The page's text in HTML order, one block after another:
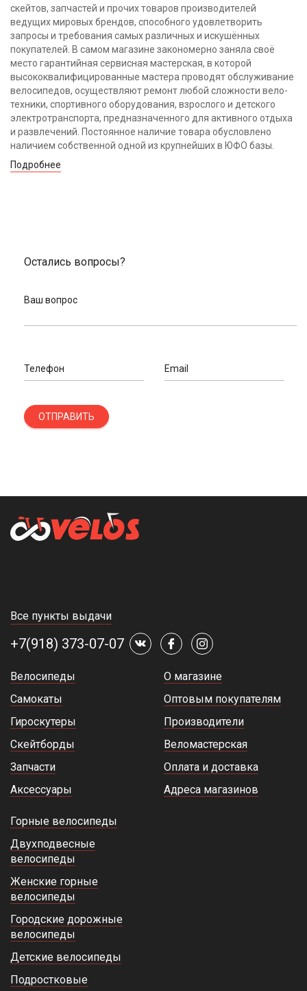
скейтов, запчастей и прочих товаров производителей
ведущих мировых брендов, способного удовлетворить
запросы и требования самых различных и искушённых
покупателей. В самом магазине закономерно заняла своё
место гарантийная сервисная мастерская, в которой
высококвалифицированные мастера проводят обслуживание
велосипедов, осуществляют ремонт любой сложности вело-
техники, спортивного оборудования, взрослого и детского
электротранспорта, предназначенного для активного отдыха
и развлечений. Постоянное наличие товара обусловлено
наличием собственной одной из крупнейших в ЮФО базы.
Подробнее
Остались вопросы?
Ваш вопрос
Телефон Email
ОТПРАВИТЬ
Все пункты выдачи
+7(918) 373-07-07
Велосипеды
Самокаты
Гироскутеры
Скейтборды
Запчасти
Аксессуары
О магазине
Оптовым покупателям
Производители
Веломастерская
Оплата и доставка
Адреса магазинов
Горные велосипеды
Двухподвесные
велосипеды
Женские горные
велосипеды
Городские дорожные
велосипеды
Детские велосипеды
Подростковые